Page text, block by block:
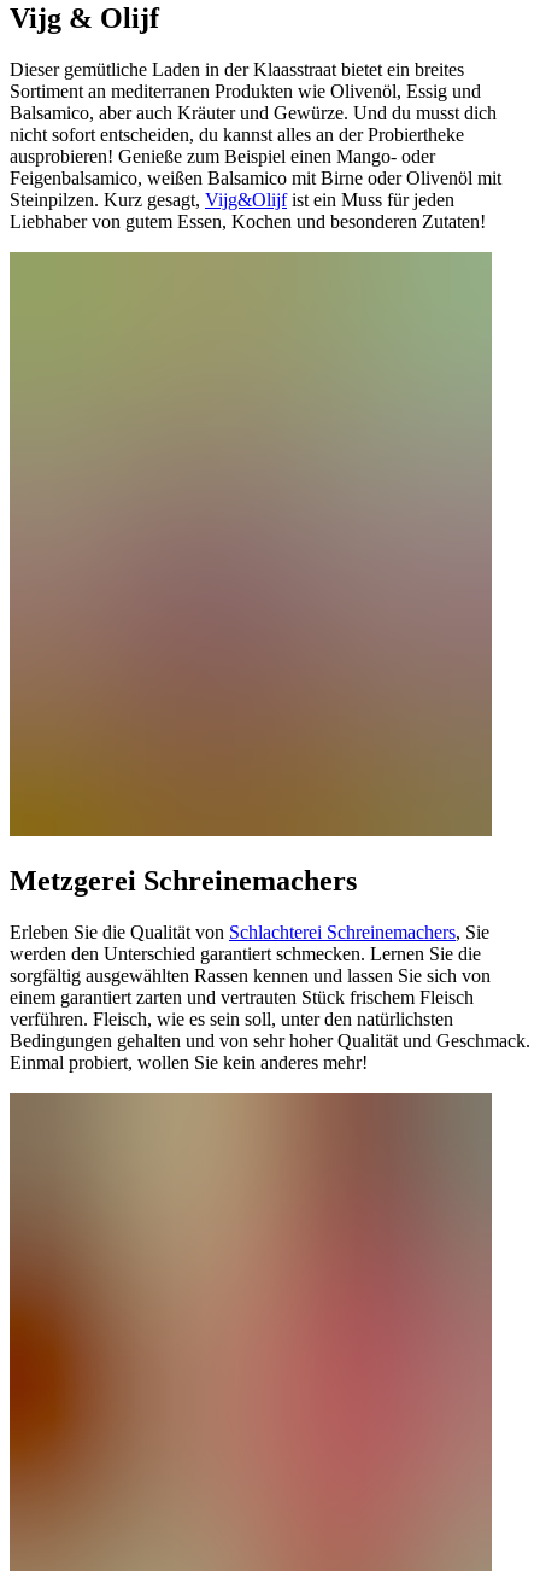
Vijg & Olijf
Dieser gemütliche Laden in der Klaasstraat bietet ein breites
Sortiment an mediterranen Produkten wie Olivenöl, Essig und
Balsamico, aber auch Kräuter und Gewürze. Und du musst dich
nicht sofort entscheiden, du kannst alles an der Probiertheke
ausprobieren! Genieße zum Beispiel einen Mango- oder
Feigenbalsamico, weißen Balsamico mit Birne oder Olivenöl mit
Steinpilzen. Kurz gesagt, Vijg&Olijfist ein Muss für jeden
Liebhaber von gutem Essen, Kochen und besonderen Zutaten!
Metzgerei Schreinemachers
Erleben Sie die Qualität von Schlachterei Schreinemachers, Sie
werden den Unterschied garantiert schmecken. Lernen Sie die
sorgfältig ausgewählten Rassen kennen und lassen Sie sich von
einem garantiert zarten und vertrauten Stück frischem Fleisch
verführen. Fleisch, wie es sein soll, unter den natürlichsten
Bedingungen gehalten und von sehr hoher Qualität und Geschmack.
Einmal probiert, wollen Sie kein anderes mehr!